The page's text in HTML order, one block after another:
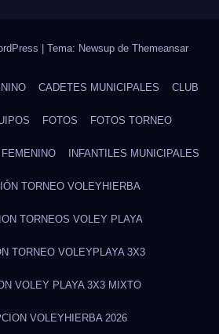
| Tema: Newsup de Themeansar
CADETES MUNICIPALES CLUB
FOTOS FOTOS TORNEO
INFANTILES MUNICIPALES
TORNEO VOLEYHIERBA
TORNEOS VOLEY PLAYA
TORNEO VOLEYPLAYA 3X3
VOLEY PLAYA 3X3 MIXTO
VOLEYHIERBA 2026